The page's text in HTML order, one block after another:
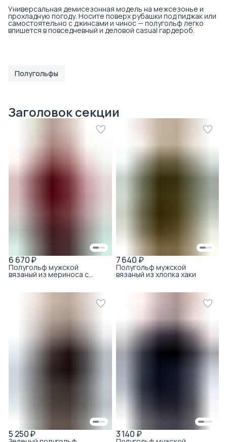
Универсальная демисезонная модель на межсезонье и
прохладную погоду. Носите поверх рубашки под пиджак или
самостоятельно с джинсами и чинос — полугольф легко
впишется в повседневный и деловой casual гардероб.
Полугольфы
Заголовок секции
6 670 ₽
Полугольф мужской
вязаный из мериноса с
тенселом бордовый
7 640 ₽
Полугольф мужской
вязаный из хлопка хаки
5 250 ₽ 3 140 ₽